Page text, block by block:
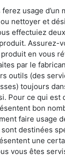
usage d’un
nettoyer et
effectuiez
Assurez-
en vous
par le
outils (des
toujours
Pour ce qui est
bon
faire usage
destinées
une
vous êtes